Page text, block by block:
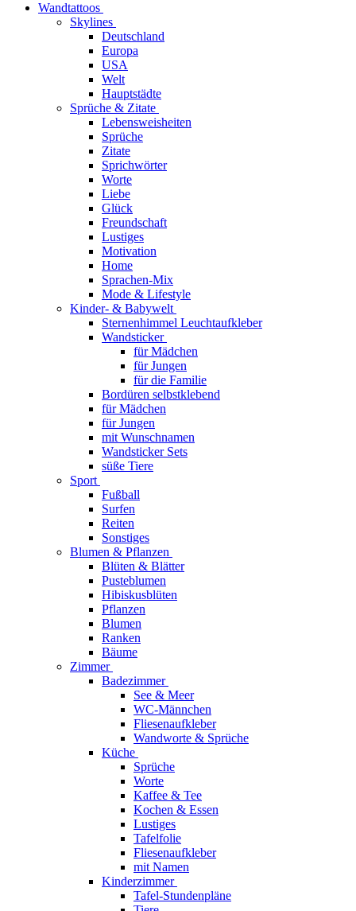
Wandtattoos
Skylines
Deutschland
Europa
USA
Welt
Hauptstädte
Sprüche & Zitate
Lebensweisheiten
Sprüche
Zitate
Sprichwörter
Worte
Liebe
Glück
Freundschaft
Lustiges
Motivation
Home
Sprachen-Mix
Mode & Lifestyle
Kinder- & Babywelt
Sternenhimmel Leuchtaufkleber
Wandsticker
für Mädchen
für Jungen
für die Familie
Bordüren selbstklebend
für Mädchen
für Jungen
mit Wunschnamen
Wandsticker Sets
süße Tiere
Sport
Fußball
Surfen
Reiten
Sonstiges
Blumen & Pflanzen
Blüten & Blätter
Pusteblumen
Hibiskusblüten
Pflanzen
Blumen
Ranken
Bäume
Zimmer
Badezimmer
See & Meer
WC-Männchen
Fliesenaufkleber
Wandworte & Sprüche
Küche
Sprüche
Worte
Kaffee & Tee
Kochen & Essen
Lustiges
Tafelfolie
Fliesenaufkleber
mit Namen
Kinderzimmer
Tafel-Stundenpläne